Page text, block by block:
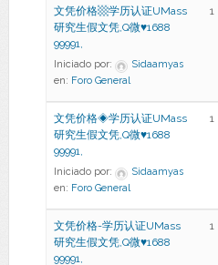
文凭价格▩学历认证UMass
研究生假文凭,Q微♥1688
99991,
Iniciado por:
Sidaamyas
en: Foro General
1
文凭价格◈学历认证UMass
研究生假文凭,Q微♥1688
99991,
Iniciado por:
Sidaamyas
en: Foro General
1
文凭价格-学历认证UMass
研究生假文凭,Q微♥1688
99991,
1